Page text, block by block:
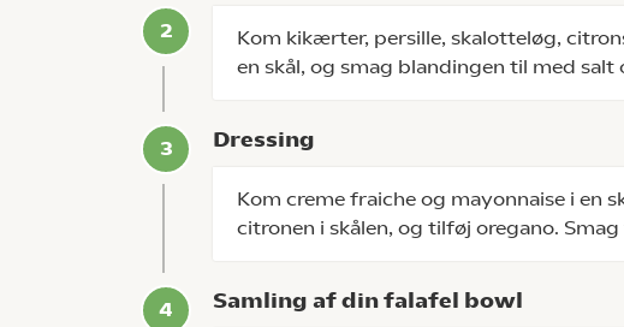
Kom kikærter, persille, skalotteløg,
en skål, og smag blandingen til med salt
Dressing
Kom creme fraiche og mayonnaise i en
citronen i skålen, og tilføj oregano.
Samling af din falafel bowl